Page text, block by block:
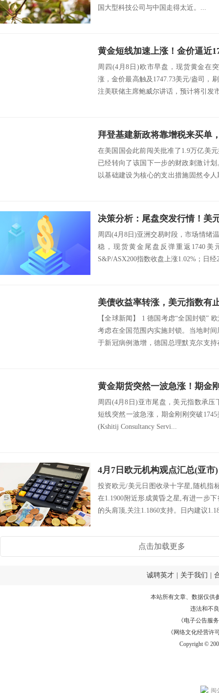
国大型科技公司与中国走得太近。...
周四(4月8日)欧市早盘，现货黄金在
涨，金价最高触及1747.73美元/盎司，
注美联储主席鲍威尔讲话，预计将引发
在美国国会此前闯关批准了1.9万亿美
已经转向了该国下一步的财政刺激计
以基础建设为核心的支出措施固然令
周四(4月8日)亚洲交易时段，市场情绪
稳，现货黄金尾盘反弹重返1740美
S&P/ASX200指数收盘上涨1.02%；日
【全球新闻】 1 德国考虑“全国封锁”
考虑在全国范围内实施封锁。当地时
于新冠病例激增，德国总理默克尔支
周四(4月8日)亚市尾盘，美元指数承压
短线突然一波急涨，期金刚刚突破
(Kshitij Consultancy Servi...
4月7日欧元机构观点汇总(亚市)
投资欧元/美元日图收录十字星,随机指
在1.1900附近形成黄昏之星,有进一步
的头肩顶,关注1.1860支持。日内建议
点击加载更多
诚聘英才 关于我们
本站所有文章、数据仅供
违法和不
《电子公告服务
《网络文化经营许
Copyright ©
闽